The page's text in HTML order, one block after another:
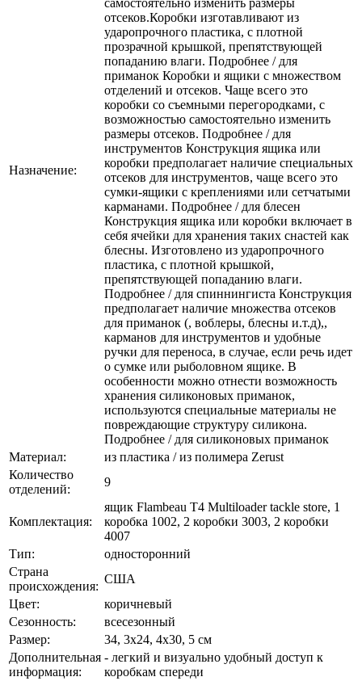
Назначение:
отсеков.Коробки изготавливают из
ударопрочного пластика, с плотной
прозрачной крышкой, препятствующей
попаданию влаги. Подробнее / для
приманок Коробки и ящики с множеством
отделений и отсеков. Чаще всего это
коробки со съемными перегородками, с
возможностью самостоятельно изменить
размеры отсеков. Подробнее / для
инструментов Конструкция ящика или
коробки предполагает наличие специальных
отсеков для инструментов, чаще всего это
сумки-ящики с креплениями или сетчатыми
карманами. Подробнее / для блесен
Конструкция ящика или коробки включает в
себя ячейки для хранения таких снастей как
блесны. Изготовлено из ударопрочного
пластика, с плотной крышкой,
препятствующей попаданию влаги.
Подробнее / для спиннингиста Конструкция
предполагает наличие множества отсеков
для приманок (, воблеры, блесны и.т.д),,
карманов для инструментов и удобные
ручки для переноса, в случае, если речь идет
о сумке или рыболовном ящике. В
особенности можно отнести возможность
хранения силиконовых приманок,
используются специальные материалы не
повреждающие структуру силикона.
Подробнее / для силиконовых приманок
Материал:
из пластика / из полимера Zerust
Количество
отделений:
9
Комплектация:
ящик Flambeau T4 Multiloader tackle store, 1
коробка 1002, 2 коробки 3003, 2 коробки
4007
Тип:
односторонний
Страна
происхождения:
США
Цвет:
коричневый
Сезонность:
всесезонный
Размер:
34, 3x24, 4x30, 5 см
Дополнительная
информация:
- легкий и визуально удобный доступ к
коробкам спереди